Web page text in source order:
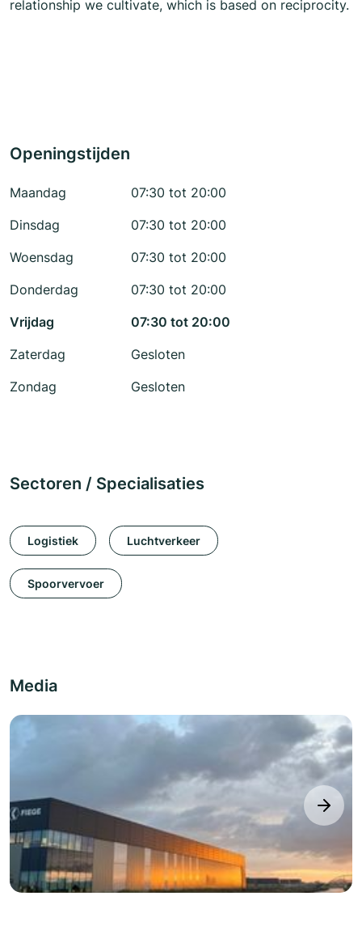
relationship we cultivate, which is based on reciprocity.
Openingstijden
Maandag
07:30 tot 20:00
Dinsdag
07:30 tot 20:00
Woensdag
07:30 tot 20:00
Donderdag
07:30 tot 20:00
Vrijdag
07:30 tot 20:00
Zaterdag
Gesloten
Zondag
Gesloten
Sectoren / Specialisaties
Logistiek Luchtverkeer
Spoorvervoer
Media
next